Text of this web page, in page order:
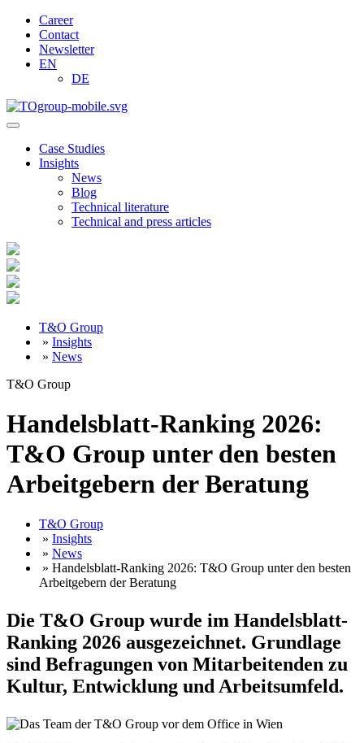
Career
Contact
Newsletter
EN
DE
Case Studies
Insights
News
Blog
Technical literature
Technical and press articles
T&O Group
» Insights
» News
T&O Group
Handelsblatt-Ranking 2026:
T&O Group unter den besten
Arbeitgebern der Beratung
T&O Group
» Insights
» News
» Handelsblatt-Ranking 2026: T&O Group unter den besten
Arbeitgebern der Beratung
Die T&O Group wurde im Handelsblatt-
Ranking 2026 ausgezeichnet. Grundlage
sind Befragungen von Mitarbeitenden zu
Kultur, Entwicklung und Arbeitsumfeld.